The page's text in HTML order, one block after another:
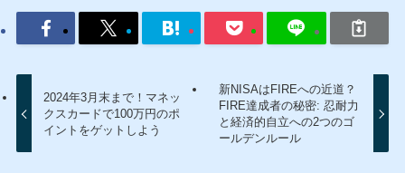
2024年3月末まで！マネッ
クスカードで100万円のポ
イントをゲットしよう
新NISAはFIREへの近道？
FIRE達成者の秘密: 忍耐力
と経済的自立への2つのゴ
ールデンルール